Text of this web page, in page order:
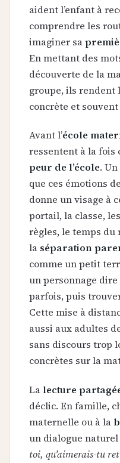
aident l’enfant à
comprendre les
imaginer sa
En mettant des
découverte de la
groupe, ils rendent
concrète et
Avant l’école
ressentent à la
peur de l’école.
que ces émotions
donne un visage à
portail, la classe,
règles, le temps du
la séparation
comme un petit
un personnage
parfois, puis
Cette mise à
aussi aux adultes
sans discours trop
concrètes sur la
Lalecture
déclic. En famille,
maternelle ou à la
un dialogue naturel
toi, qu’aimerais-tu